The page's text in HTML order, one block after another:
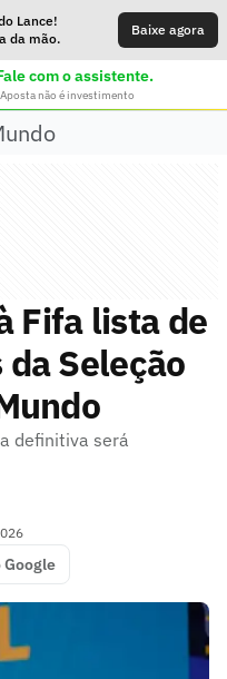
Lance!
da mão.
Baixe agora
com o assistente.
não é investimento
Fifa lista de
Seleção
definitiva será
Google